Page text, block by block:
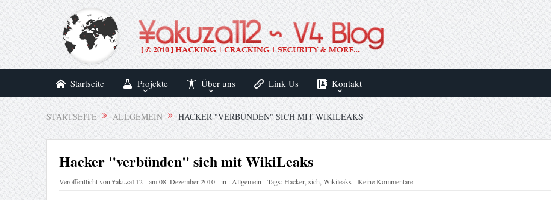
Startseite Projekte Über uns Link Us Kontakt
STARTSEITE ALLGEMEIN HACKER "VERBÜNDEN" SICH MIT WIKILEAKS
Hacker "verbünden" sich mit WikiLeaks
Veröffentlicht von¥akuza112 am08. Dezember 2010 in :Allgemein Tags:Hacker,sich,Wikileaks Keine Kommentare